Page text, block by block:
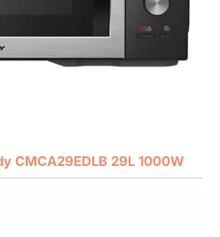
CMCA29EDLB 29L 1000W